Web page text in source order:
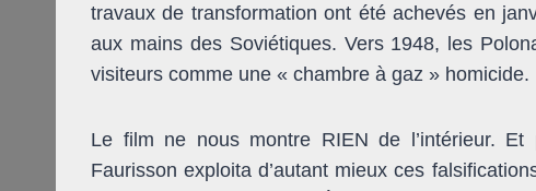
travaux de transformation ont été achevés en
aux mains des Soviétiques. Vers 1948, les
visiteurs comme une « chambre à gaz » homicide.
Le film ne nous montre RIEN de l’intérieur.
Faurisson exploita d’autant mieux ces